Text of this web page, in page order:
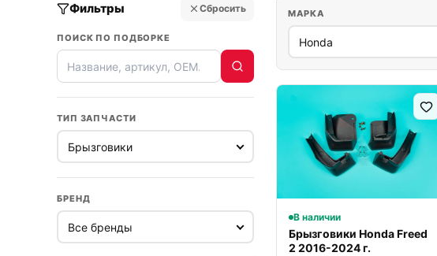
Фильтры Сбросить
ПОИСК ПО ПОДБОРКЕ
ТИП ЗАПЧАСТИ
БРЕНД
МАРКА
В наличии
Брызговики Honda Freed
2 2016-2024 г.